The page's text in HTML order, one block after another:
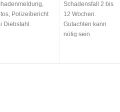
Polizeibericht
Diebstahl.
Schadensfall 2 bis
12 Wochen.
Gutachten kann
nötig sein.